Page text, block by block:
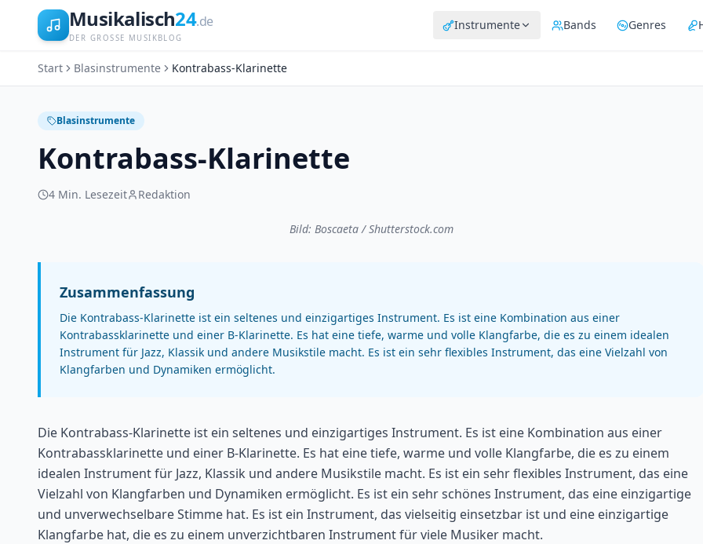
Musikalisch24.de
DER GROSSE MUSIKBLOG
Instrumente Bands Genres
Start Blasinstrumente Kontrabass-Klarinette
Blasinstrumente
Kontrabass-Klarinette
4 Min. Lesezeit Redaktion
Bild: Boscaeta / Shutterstock.com
Zusammenfassung
Die Kontrabass-Klarinette ist ein seltenes und einzigartiges Instrument. Es ist eine Kombination aus einer
Kontrabassklarinette und einer B-Klarinette. Es hat eine tiefe, warme und volle Klangfarbe, die es zu einem idealen
Instrument für Jazz, Klassik und andere Musikstile macht. Es ist ein sehr flexibles Instrument, das eine Vielzahl von
Klangfarben und Dynamiken ermöglicht.
Die Kontrabass-Klarinette ist ein seltenes und einzigartiges Instrument. Es ist eine Kombination aus einer
Kontrabassklarinette und einer B-Klarinette. Es hat eine tiefe, warme und volle Klangfarbe, die es zu einem
idealen Instrument für Jazz, Klassik und andere Musikstile macht. Es ist ein sehr flexibles Instrument, das eine
Vielzahl von Klangfarben und Dynamiken ermöglicht. Es ist ein sehr schönes Instrument, das eine einzigartige
und unverwechselbare Stimme hat. Es ist ein Instrument, das vielseitig einsetzbar ist und eine einzigartige
Klangfarbe hat, die es zu einem unverzichtbaren Instrument für viele Musiker macht.